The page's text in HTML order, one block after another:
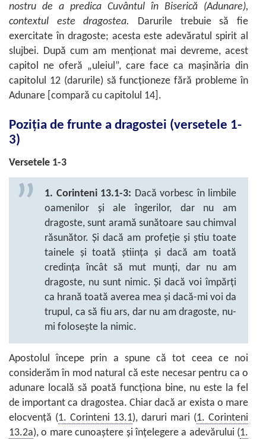
nostru de a predica Cuvântul în Biserică (Adunare),
contextul este dragostea.
Darurile trebuie să fie
exercitate în dragoste; acesta este adevăratul spirit al
slujbei. După cum am menționat mai devreme, acest
capitol ne oferă „uleiul”, care face ca mașinăria din
capitolul 12 (darurile) să funcționeze fără probleme în
Adunare [compară cu capitolul 14].
Poziția de frunte a dragostei (versetele 1-
3)
Versetele 1-3
1. Corinteni 13.1-3: Dacă vorbesc în limbile
oamenilor și ale îngerilor, dar nu am
dragoste, sunt aramă sunătoare sau chimval
răsunător. Și dacă am profeție și știu toate
tainele și toată știința și dacă am toată
credința încât să mut munți, dar nu am
dragoste, nu sunt nimic. Și dacă voi împărți
ca hrană toată averea mea și dacă-mi voi da
trupul, ca să fiu ars, dar nu am dragoste, nu-
mi folosește la nimic.
Apostolul începe prin a spune că tot ceea ce noi
considerăm în mod natural că este necesar pentru ca o
adunare locală să poată funcționa bine, nu este la fel
de important ca dragostea. Chiar dacă ar exista o mare
elocvență (1. Corinteni 13.1), daruri mari (1. Corinteni
13.2a), o mare cunoaștere și înțelegere a adevărului (1.